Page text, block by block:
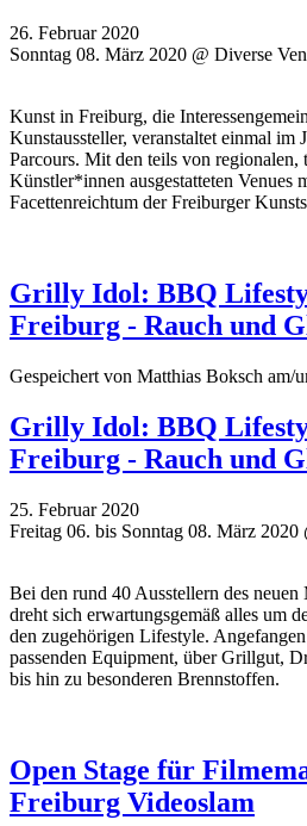
26. Februar 2020
Sonntag 08. März 2020 @ Diverse
Kunst in Freiburg, die
Kunstaussteller, veranstaltet einmal im
Parcours. Mit den teils von regionalen,
Künstler*innen ausgestatteten Venues
Facettenreichtum der Freiburger
Grilly Idol: BBQ
Freiburg - Rauch und
Gespeichert von Matthias Boksch am/
Grilly Idol: BBQ
Freiburg - Rauch und
25. Februar 2020
Freitag 06. bis Sonntag 08. März 2020
Bei den rund 40 Ausstellern des neuen
dreht sich erwartungsgemäß alles um
den zugehörigen Lifestyle.
passenden Equipment, über Grillgut,
bis hin zu besonderen Brennstoffen.
Open Stage für
Freiburg Videoslam